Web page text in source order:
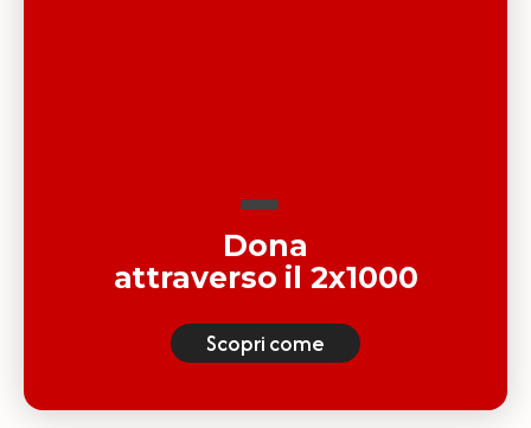
Dona
attraverso il 2x1000
Scopri come